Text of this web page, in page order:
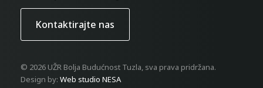
Kontaktirajte nas
© 2026 UŽR Bolja Budućnost Tuzla, sva prava pridržana.
Design by: Web studio NESA